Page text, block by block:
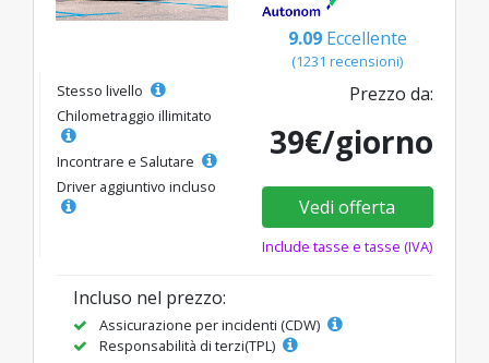
9.09 Eccellente
(1231 recensioni)
Stesso livello
Chilometraggio illimitato
Incontrare e Salutare
Driver aggiuntivo incluso
Prezzo da:
39€/giorno
Vedi offerta
Include tasse e tasse (IVA)
Incluso nel prezzo:
Assicurazione per incidenti (CDW)
Responsabilità di terzi(TPL)